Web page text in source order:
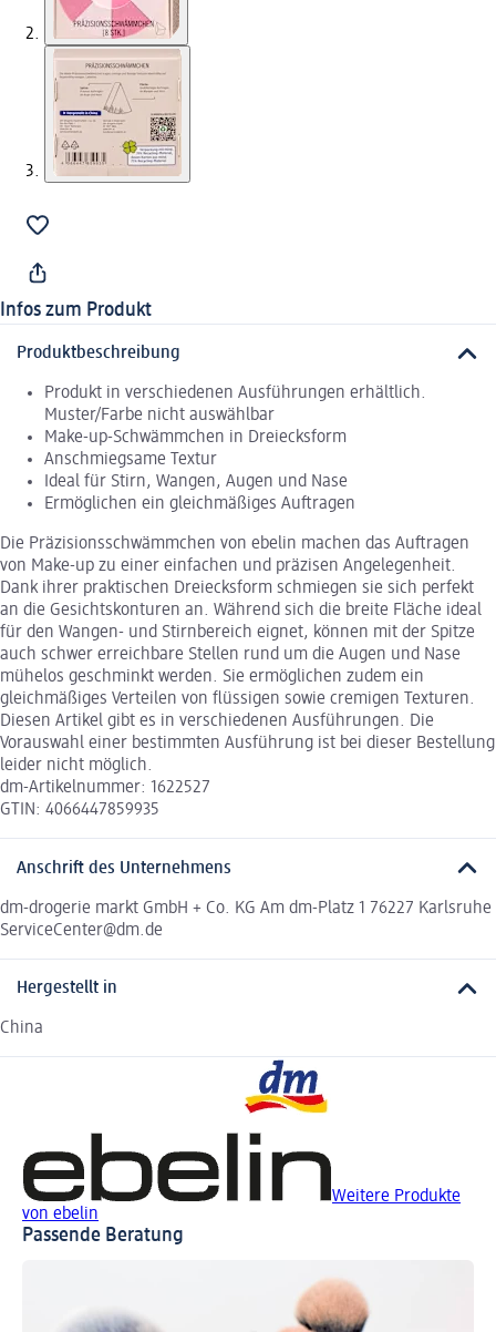
Infos zum Produkt
Produktbeschreibung
Produkt in verschiedenen Ausführungen erhältlich.
Muster/Farbe nicht auswählbar
Make-up-Schwämmchen in Dreiecksform
Anschmiegsame Textur
Ideal für Stirn, Wangen, Augen und Nase
Ermöglichen ein gleichmäßiges Auftragen
Die Präzisionsschwämmchen von ebelin machen das Auftragen
von Make-up zu einer einfachen und präzisen Angelegenheit.
Dank ihrer praktischen Dreiecksform schmiegen sie sich perfekt
an die Gesichtskonturen an. Während sich die breite Fläche ideal
für den Wangen- und Stirnbereich eignet, können mit der Spitze
auch schwer erreichbare Stellen rund um die Augen und Nase
mühelos geschminkt werden. Sie ermöglichen zudem ein
gleichmäßiges Verteilen von flüssigen sowie cremigen Texturen.
Diesen Artikel gibt es in verschiedenen Ausführungen. Die
Vorauswahl einer bestimmten Ausführung ist bei dieser Bestellung
leider nicht möglich.
dm-Artikelnummer: 1622527
GTIN: 4066447859935
Anschrift des Unternehmens
dm-drogerie markt GmbH + Co. KG Am dm-Platz 1 76227 Karlsruhe
ServiceCenter@dm.de
Hergestellt in
China
Weitere Produkte
von ebelin
Passende Beratung